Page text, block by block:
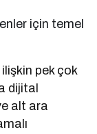
için temel
pek çok
dijital
alt ara